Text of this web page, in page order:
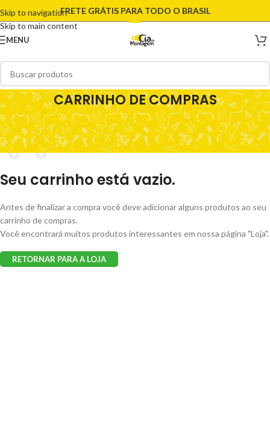
Skip to navigation
Skip to main content
FRETE GRÁTIS PARA TODO O BRASIL
MENU
CARRINHO DE COMPRAS
Seu carrinho está vazio.
Antes de finalizar a compra você deve adicionar alguns produtos ao seu
carrinho de compras.
Você encontrará muitos produtos interessantes em nossa página "Loja".
RETORNAR PARA A LOJA